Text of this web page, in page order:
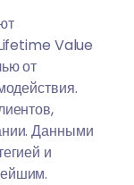
Value
от
Данными
и